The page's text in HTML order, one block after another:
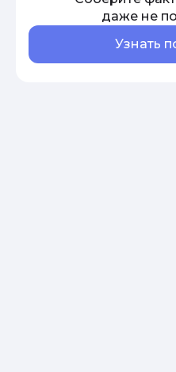
даже не
Узнать